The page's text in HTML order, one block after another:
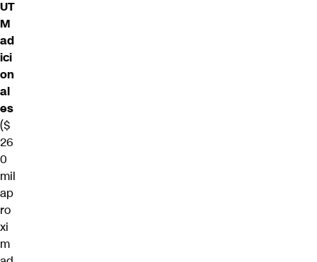
UT
M
ad
ici
on
al
es
($
26
0
mil
ap
ro
xi
m